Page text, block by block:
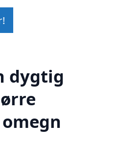
dygtig